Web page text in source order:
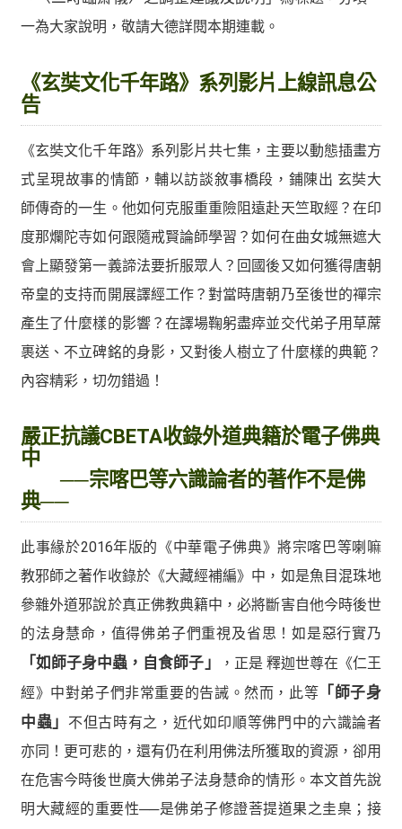
一為大家說明，敬請大德詳閱本期連載。
《玄奘文化千年路》系列影片上線訊息公
告
《玄奘文化千年路》系列影片共七集，主要以動態插畫方
式呈現故事的情節，輔以訪談敘事橋段，鋪陳出 玄奘大
師傳奇的一生。他如何克服重重險阻遠赴天竺取經？在印
度那爛陀寺如何跟隨戒賢論師學習？如何在曲女城無遮大
會上顯發第一義諦法要折服眾人？回國後又如何獲得唐朝
帝皇的支持而開展譯經工作？對當時唐朝乃至後世的禪宗
產生了什麼樣的影響？在譯場鞠躬盡瘁並交代弟子用草蓆
裹送、不立碑銘的身影，又對後人樹立了什麼樣的典範？
內容精彩，切勿錯過！
嚴正抗議CBETA收錄外道典籍於電子佛典
中
──宗喀巴等六識論者的著作不是佛
典──
此事緣於2016年版的《中華電子佛典》將宗喀巴等喇嘛
教邪師之著作收錄於《大藏經補編》中，如是魚目混珠地
參雜外道邪說於真正佛教典籍中，必將斷害自他今時後世
的法身慧命，值得佛弟子們重視及省思！如是惡行實乃
「如師子身中蟲，自食師子」
，正是 釋迦世尊在《仁王
經》中對弟子們非常重要的告誡。然而，此等 「師子身
中蟲」 不但古時有之，近代如印順等佛門中的六識論者
亦同！更可悲的，還有仍在利用佛法所獲取的資源，卻用
在危害今時後世廣大佛弟子法身慧命的情形。本文首先說
明大藏經的重要性──是佛弟子修證菩提道果之圭臬；接